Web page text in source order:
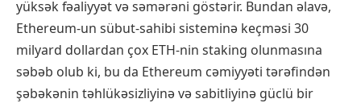
yüksək fəaliyyət və səmərəni göstərir. Bundan əlavə,
Ethereum-un sübut-sahibi sisteminə keçməsi 30
milyard dollardan çox ETH-nin staking olunmasına
səbəb olub ki, bu da Ethereum cəmiyyəti tərəfindən
şəbəkənin təhlükəsizliyinə və sabitliyinə güclü bir